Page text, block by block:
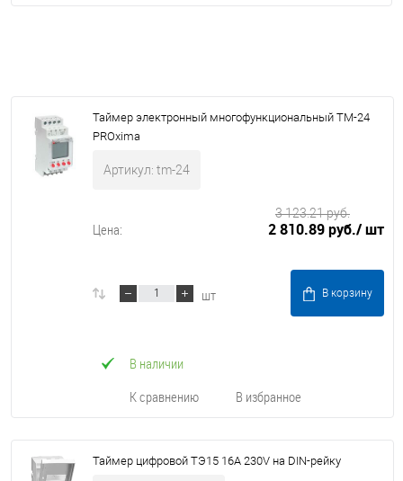
Таймер электронный многофункциональный ТМ-24
PROxima
Артикул: tm-24
Цена: 2 810.89 руб./ шт
3 123.21 руб.
шт В корзину
К сравнению В избранное
В наличии
Таймер цифровой ТЭ15 16А 230V на DIN-рейку